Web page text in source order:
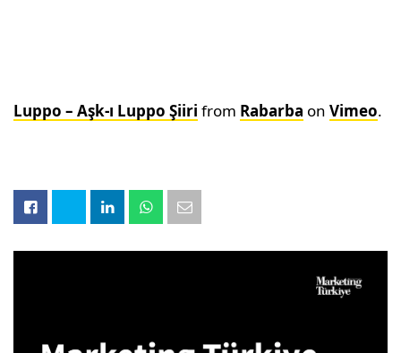
Luppo – Aşk-ı Luppo Şiiri from Rabarba onVimeo.